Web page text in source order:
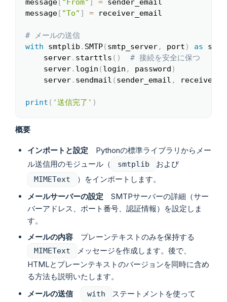
message[ "From" ] = sender_email
message[ "To" ] = receiver_email
# メールの送信
with smtplib . SMTP( smtp_server, port ) as
    server
. starttls ( )
# 接続を安全に保つ
    server
. login ( login , password )
    server
. sendmail ( sender_email ,
print ( '送信完了' )
概要
インポートと設定 Pythonの標準ライブラリからメー
ル送信用のモジュール（
smtplib および
MIMEText
）をインポートします。
メールサーバーの設定 SMTPサーバーの詳細（サー
バーアドレス、ポート番号、認証情報）を設定しま
す。
メールの内容 プレーンテキストのみを保持する
MIMEText
メッセージを作成します。後で、
HTMLとプレーンテキストのバージョンを同時に含め
る方法も説明いたします。
メールの送信
with
ステートメントを使って